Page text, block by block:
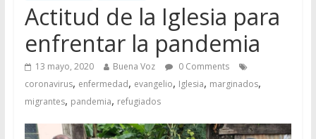
Actitud de la Iglesia para
enfrentar la pandemia
13 mayo, 2020 Buena Voz
0 Comments
coronavirus, enfermedad, evangelio, Iglesia, marginados,
migrantes, pandemia, refugiados